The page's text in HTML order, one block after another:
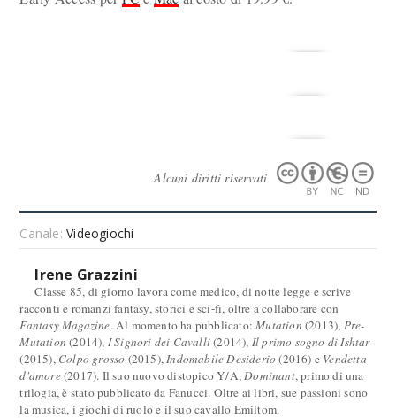
Alcuni diritti riservati
Canale:Videogiochi
Irene Grazzini
Classe 85, di giorno lavora come medico, di notte legge e scrive
racconti e romanzi fantasy, storici e sci-fi, oltre a collaborare con
Fantasy Magazine. Al momento ha pubblicato:Mutation (2013), Pre-
Mutation (2014), I Signori dei Cavalli(2014), Il primo sogno di Ishtar
(2015), Colpo grosso (2015),Indomabile Desiderio (2016) e Vendetta
d'amore(2017). Il suo nuovo distopico Y/A,Dominant, primo di una
trilogia, è stato pubblicato da Fanucci. Oltre ai libri, sue passioni sono
la musica, i giochi di ruolo e il suo cavallo Emiltom.